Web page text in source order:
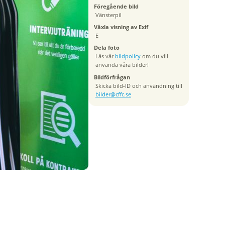
Föregående bild
Vänsterpil
Växla visning av Exif
E
Dela foto
Läs vår bildpolicyom du vill
använda våra bilder!
Bildförfrågan
Skicka bild-ID och användning till
bilder@cffc.se